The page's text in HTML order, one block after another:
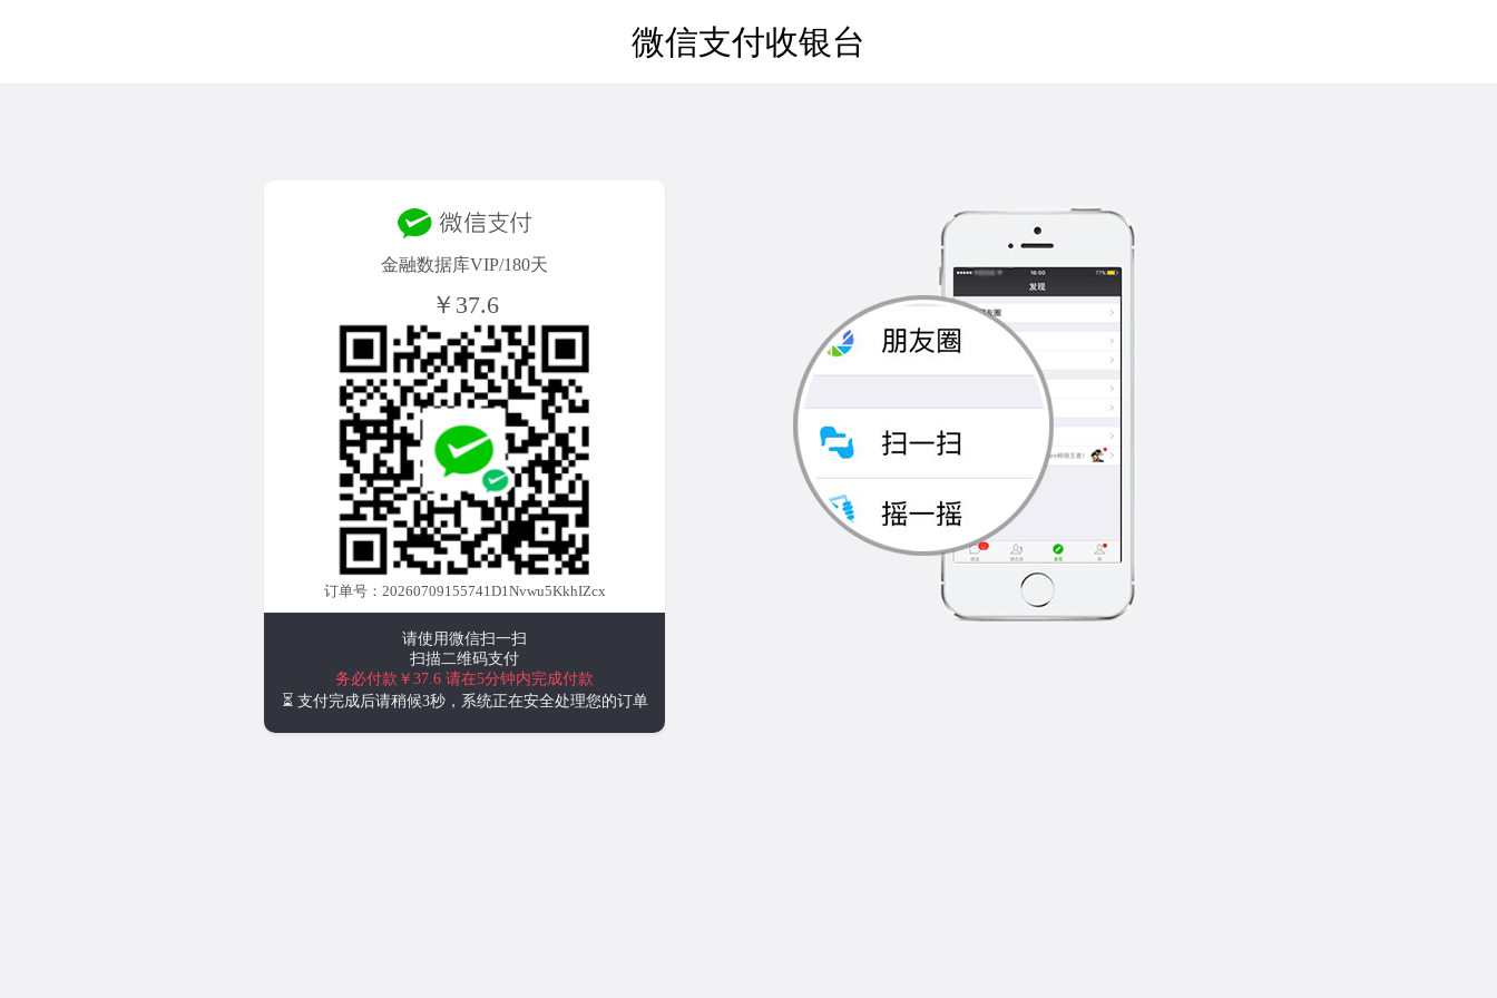
微信支付收银台
金融数据库VIP/180天
￥37.6
订单号：20260709155741D1Nvwu5KkhIZcx
请使用微信扫一扫
扫描二维码支付
务必付款￥37.6 请在5分钟内完成付款
⏳ 支付完成后请稍候3秒，系统正在安全处理您的订单